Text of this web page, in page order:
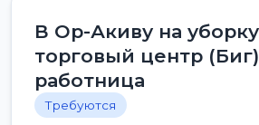
В Ор-Акиву на
торговый центр
работница
Требуются